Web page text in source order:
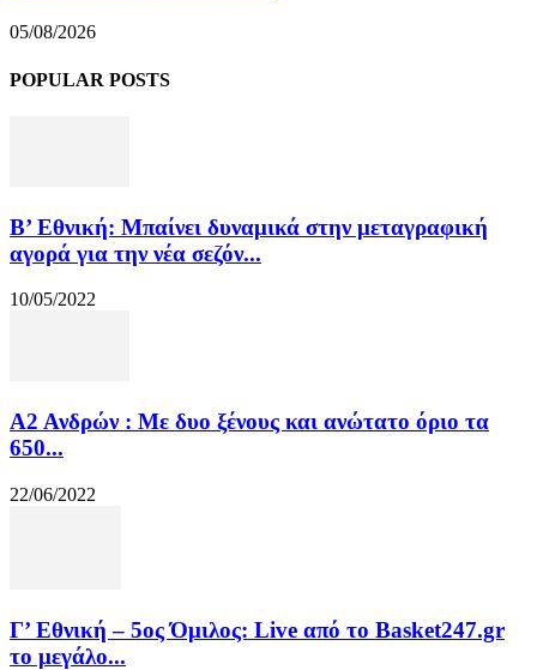
05/08/2026
POPULAR POSTS
Β’ Εθνική: Μπαίνει δυναμικά στην μεταγραφική
αγορά για την νέα σεζόν...
10/05/2022
Α2 Ανδρών : Με δυο ξένους και ανώτατο όριο τα
650...
22/06/2022
Γ’ Εθνική – 5ος Όμιλος: Live από το Basket247.gr
το μεγάλο...